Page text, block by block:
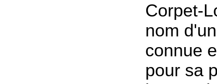
Corpet-
nom
connue
pour sa